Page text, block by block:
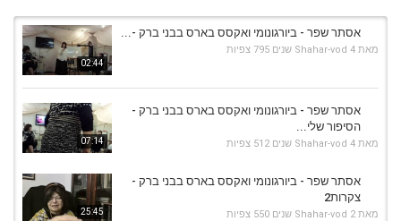
02:44
אסתר שפר - ביורגונומי ואקסס בארס בבני ברק -...
מאת Shahar-vod 4 שנים 795 צפיות
07:14
אסתר שפר - ביורגונומי ואקסס בארס בבני ברק -
הסיפור שלי...
מאת Shahar-vod 4 שנים 512 צפיות
25:45
אסתר שפר - ביורגונומי ואקסס בארס בבני ברק -
צקרות2
מאת Shahar-vod 2 שנים 550 צפיות